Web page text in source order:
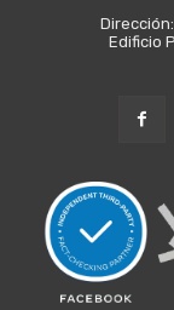
Edificio